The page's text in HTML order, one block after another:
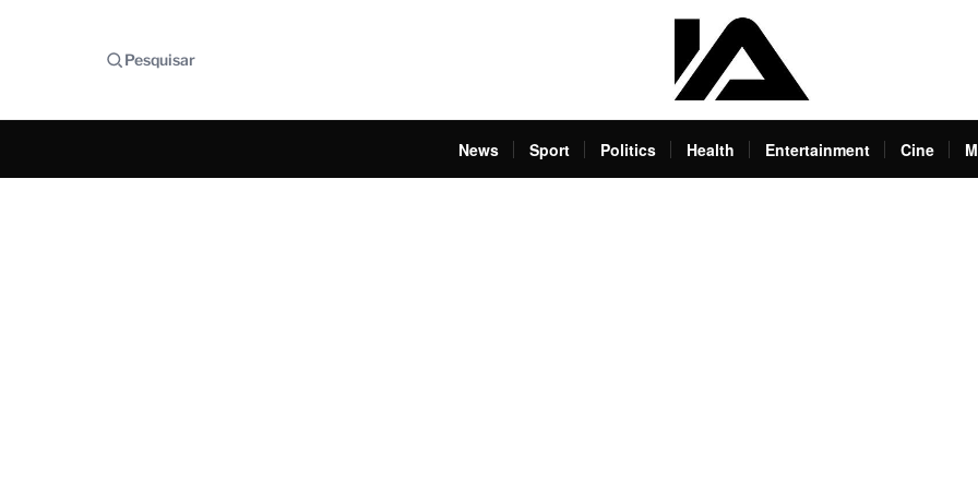
Pesquisar
News Sport Politics Health Entertainment Cine